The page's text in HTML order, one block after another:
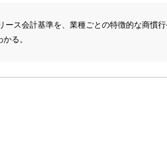
ース会計基準を、業種ごとの特徴的な商慣
る。